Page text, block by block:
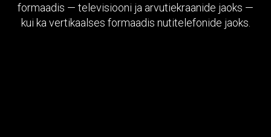
formaadis — televisiooni ja arvutiekraanide jaoks —
kui ka vertikaalses formaadis nutitelefonide jaoks.